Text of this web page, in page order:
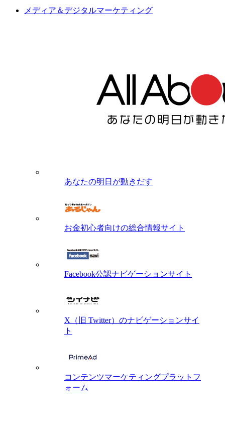
メディア＆デジタルマーケティング
あなたの明日が動きだす
お金初心者向けの総合情報サイト
Facebook公認ナビゲーションサイト
X（旧 Twitter）のナビゲーションサイ
ト
コンテンツマーケティングプラットフ
ォーム